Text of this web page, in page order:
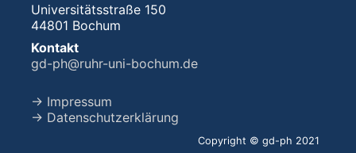
Universitätsstraße 150
44801 Bochum
Kontakt
gd-ph@ruhr-uni-bochum.de
→ Impressum
→ Datenschutzerklärung
Copyright © gd-ph 2021